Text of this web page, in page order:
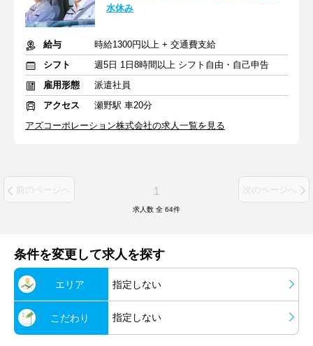
水休み
給与
時給1300円以上 + 交通費支給
シフト
週5日 1日8時間以上 シフト自由・自己申告
雇用形態
派遣社員
アクセス
瀬野駅 車20分
アズコーポレーション株式会社の求人一覧を見る
前のページへ 1 次のページへ
求人数 全 64件
条件を変更して求人を探す
エリア 指定しない
こだわり 指定しない